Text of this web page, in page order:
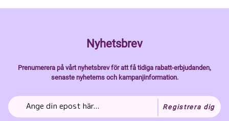
Nyhetsbrev
Prenumerera på vårt nyhetsbrev för att få tidiga rabatt-erbjudanden,
senaste nyheterns och kampanjinformation.
Registrera dig